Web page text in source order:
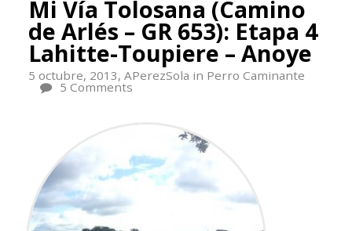
Mi Vía Tolosana (Camino
de Arlés – GR 653): Etapa 4
Lahitte-Toupiere – Anoye
5 octubre, 2013, APerezSola in Perro Caminante
5 Comments